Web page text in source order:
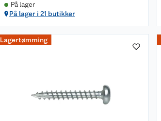
På lager
På lager i 21 butikker
Lagertømming